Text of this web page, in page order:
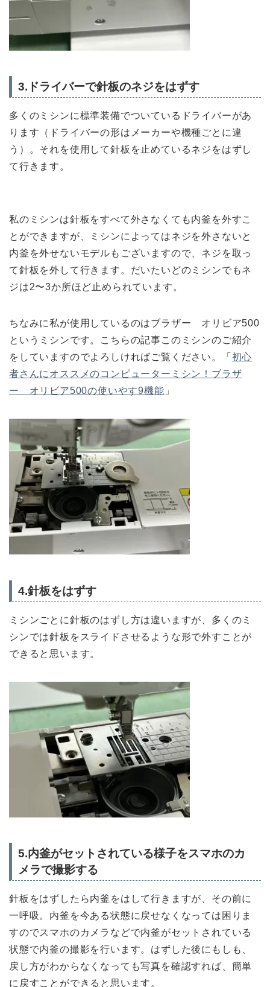
3.ドライバーで針板のネジをはずす
多くのミシンに標準装備でついているドライバーがあ
ります（ドライバーの形はメーカーや機種ごとに違
う）。それを使用して針板を止めているネジをはずし
て行きます。
私のミシンは針板をすべて外さなくても内釜を外すこ
とができますが、ミシンによってはネジを外さないと
内釜を外せないモデルもございますので、ネジを取っ
て針板を外して行きます。だいたいどのミシンでもネ
ジは2〜3か所ほど止められています。
ちなみに私が使用しているのはブラザー オリビア500
というミシンです。こちらの記事このミシンのご紹介
をしていますのでよろしければご覧ください。「 初心
者さんにオススメのコンピューターミシン！ブラザ
ー オリビア500の使いやす9機能 」
4.針板をはずす
ミシンごとに針板のはずし方は違いますが、多くのミ
シンでは針板をスライドさせるような形で外すことが
できると思います。
5.内釜がセットされている様子をスマホのカ
メラで撮影する
針板をはずしたら内釜をはして行きますが、その前に
一呼吸。内釜を今ある状態に戻せなくなっては困りま
すのでスマホのカメラなどで内釜がセットされている
状態で内釜の撮影を行います。はずした後にもしも、
戻し方がわからなくなっても写真を確認すれば、簡単
に戻すことができると思います。